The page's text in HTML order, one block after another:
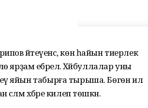
әйтеүенсә, көн һайын тиерлек
ебәрелә. Хәйбуллалар уны
яйын табырға тырыша. Бөгөн ил
хәбәре килеп төшкән.